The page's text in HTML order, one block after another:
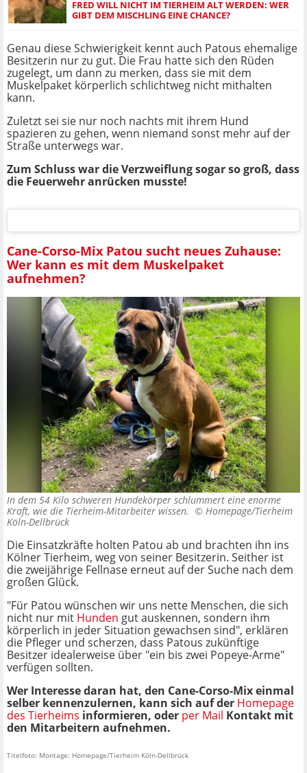
FRED WILL NICHT IM TIERHEIM ALT WERDEN: WER
GIBT DEM MISCHLING EINE CHANCE?
Genau diese Schwierigkeit kennt auch Patous ehemalige
Besitzerin nur zu gut. Die Frau hatte sich den Rüden
zugelegt, um dann zu merken, dass sie mit dem
Muskelpaket körperlich schlichtweg nicht mithalten
kann.
Zuletzt sei sie nur noch nachts mit ihrem Hund
spazieren zu gehen, wenn niemand sonst mehr auf der
Straße unterwegs war.
Zum Schluss war die Verzweiflung sogar so groß, dass
die Feuerwehr anrücken musste!
Cane-Corso-Mix Patou sucht neues Zuhause:
Wer kann es mit dem Muskelpaket
aufnehmen?
In dem 54 Kilo schweren Hundekörper schlummert eine enorme
Kraft, wie die Tierheim-Mitarbeiter wissen. © Homepage/Tierheim
Köln-Dellbrück
Die Einsatzkräfte holten Patou ab und brachten ihn ins
Kölner Tierheim, weg von seiner Besitzerin. Seither ist
die zweijährige Fellnase erneut auf der Suche nach dem
großen Glück.
"Für Patou wünschen wir uns nette Menschen, die sich
nicht nur mit Hunden gut auskennen, sondern ihm
körperlich in jeder Situation gewachsen sind", erklären
die Pfleger und scherzen, dass Patous zukünftige
Besitzer idealerweise über "ein bis zwei Popeye-Arme"
verfügen sollten.
Wer Interesse daran hat, den Cane-Corso-Mix einmal
selber kennenzulernen, kann sich auf der Homepage
des Tierheims informieren, oder per Mail Kontakt mit
den Mitarbeitern aufnehmen.
Titelfoto: Montage: Homepage/Tierheim Köln-Dellbrück